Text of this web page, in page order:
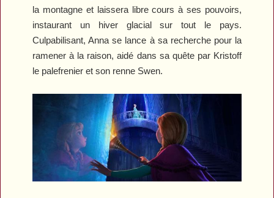
la montagne et laissera libre cours à ses pouvoirs,
instaurant un hiver glacial sur tout le pays.
Culpabilisant, Anna se lance à sa recherche pour la
ramener à la raison, aidé dans sa quête par Kristoff
le palefrenier et son renne Swen.